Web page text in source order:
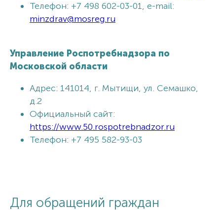
Телефон: +7 498 602-03-01, e-mail:
minzdrav@mosreg.ru
Управление Роспотребнадзора по
Московской области
Адрес: 141014, г. Мытищи, ул. Семашко,
д.2
Официальный сайт:
https://www.50.rospotrebnadzor.ru
Телефон: +7 495 582-93-03
Для обращений граждан